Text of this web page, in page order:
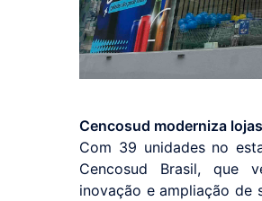
Cencosud moderniza
Com 39 unidades no
Cencosud Brasil, que
inovação e ampliação de